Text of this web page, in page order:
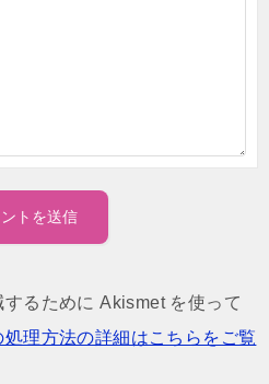
るために Akismet を使って
処理方法の詳細はこちらをご覧